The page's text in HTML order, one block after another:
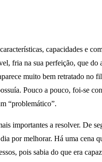
capacidades e
fria na sua perfeição, que
muito bem retratado
Pouco a pouco, foi-se
“problemático”.
importantes a resolver. De
por melhorar. Há uma cena
pois sabia do que era